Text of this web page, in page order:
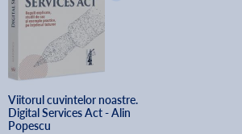
Viitorul cuvintelor noastre.
Digital Services Act - Alin
Popescu